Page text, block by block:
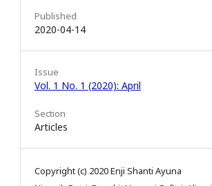
Published
2020-04-14
Issue
Vol. 1 No. 1 (2020): April
Section
Articles
Copyright (c) 2020 Enji Shanti Ayuna